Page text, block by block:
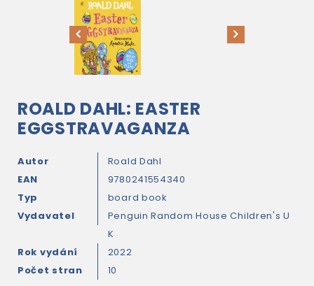
ROALD DAHL: EASTER
EGGSTRAVAGANZA
Autor
Roald Dahl
EAN
9780241554340
Typ
board book
Vydavatel
Penguin Random House Children's U
K
Rok vydání
2022
Počet stran
10